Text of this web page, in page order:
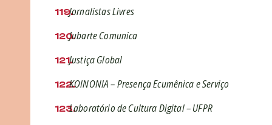
Jornalistas Livres
Jubarte Comunica
Justiça Global
KOINONIA – Presença Ecumênica e Serviço
Laboratório de Cultura Digital – UFPR